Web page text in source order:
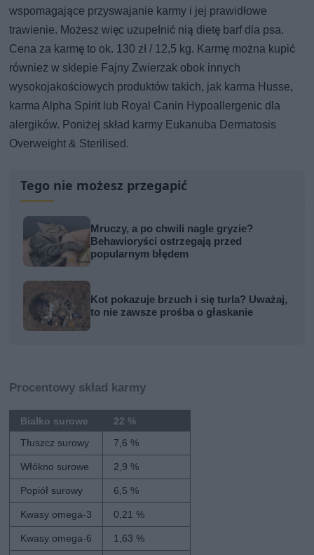
wspomagające przyswajanie karmy i jej prawidłowe
trawienie. Możesz więc uzupełnić nią dietę barf dla psa.
Cena za karmę to ok. 130 zł / 12,5 kg. Karmę można kupić
również w sklepie Fajny Zwierzak obok innych
wysokojakościowych produktów takich, jak karma Husse,
karma Alpha Spirit lub Royal Canin Hypoallergenic dla
alergików. Poniżej skład karmy Eukanuba Dermatosis
Overweight & Sterilised.
Tego nie możesz przegapić
Mruczy, a po chwili nagle gryzie?
Behawioryści ostrzegają przed
popularnym błędem
Kot pokazuje brzuch i się turla? Uważaj,
to nie zawsze prośba o głaskanie
Procentowy skład karmy
Białko surowe
22 %
Tłuszcz surowy
7,6 %
Włókno surowe 2,9 %
Popiół surowy 6,5 %
Kwasy omega-3 0,21 %
Kwasy omega-6 1,63 %